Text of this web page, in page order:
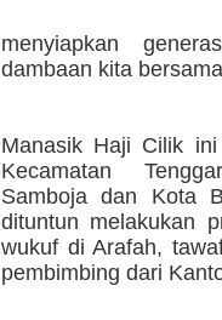
menyiapkan
dambaan kita
Manasik Haji Cilik
Kecamatan
Samboja dan Kota
dituntun melakukan
wukuf di Arafah,
pembimbing dari